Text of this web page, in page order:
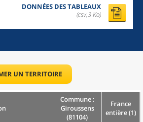
DONNÉES DES TABLEAUX
(csv,3 Ko)
UN TERRITOIRE
Commune :
Giroussens
(81104)
France
entière (1)